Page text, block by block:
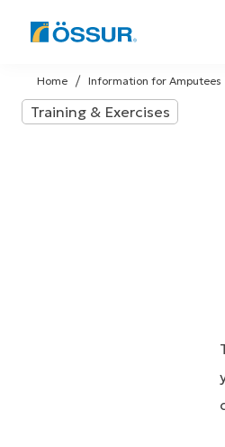
Skip
to
content
Information for Amputees
Home
Training & Exercises